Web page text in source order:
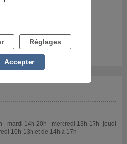
- Interphone: csapa
- mardi 14h-20h - mercredi 13h-17h- jeudi
10h-13h et de 14h à 17h
Réglages
Accepter